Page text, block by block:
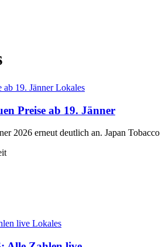
Lokales
Preise ab 19. Jänner
2026 erneut deutlich an. Japan
Lokales